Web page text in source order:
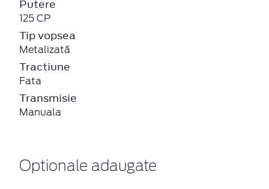
Putere
125 CP
Tip vopsea
Metalizată
Tractiune
Fata
Transmisie
Manuala
Optionale adaugate